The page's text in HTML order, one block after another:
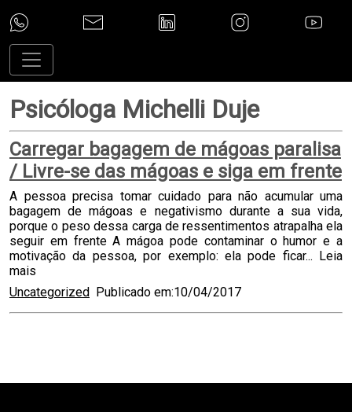
Psicóloga Michelli Duje
Carregar bagagem de mágoas paralisa
/ Livre-se das mágoas e siga em frente
A pessoa precisa tomar cuidado para não acumular uma
bagagem de mágoas e negativismo durante a sua vida,
porque o peso dessa carga de ressentimentos atrapalha ela
seguir em frente A mágoa pode contaminar o humor e a
motivação da pessoa, por exemplo: ela pode ficar... Leia
mais
Uncategorized Publicado em:10/04/2017